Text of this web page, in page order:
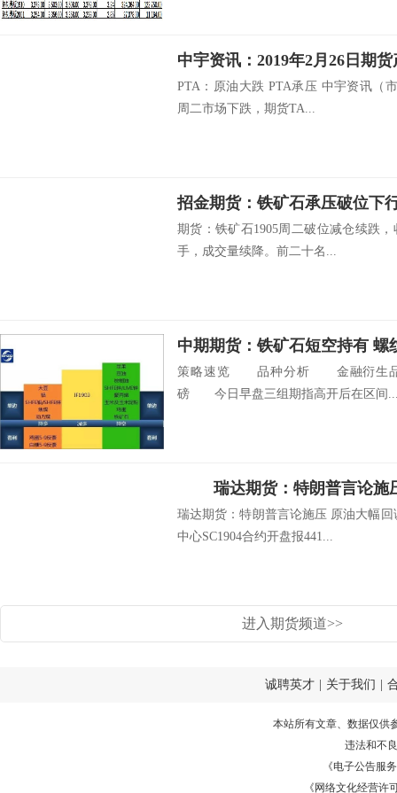
中宇资讯：2019年2月26日期
PTA：原油大跌 PTA承压 中宇资讯（
周二市场下跌，期货TA...
招金期货：铁矿石承压破位下
期货：铁矿石1905周二破位减仓续跌
手，成交量续降。前二十名...
中期期货：铁矿石短空持有 螺
策略速览 品种分析 金融衍生
磅 今日早盘三组期指高开后在区间
瑞达期货：特朗普言论
瑞达期货：特朗普言论施压 原油大幅
中心SC1904合约开盘报441...
进入期货频道>>
诚聘英才 关于我们
本站所有文章、数据仅供
违法和不
《电子公告服务
《网络文化经营许